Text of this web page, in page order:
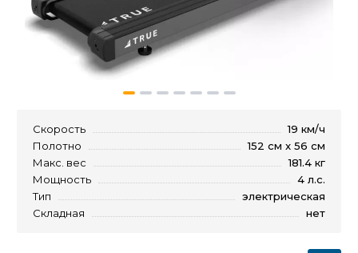
Скорость
19 км/ч
Полотно
152 см x 56 см
Макс. вес
181.4 кг
Мощность
4 л.с.
Тип
электрическая
Складная
нет